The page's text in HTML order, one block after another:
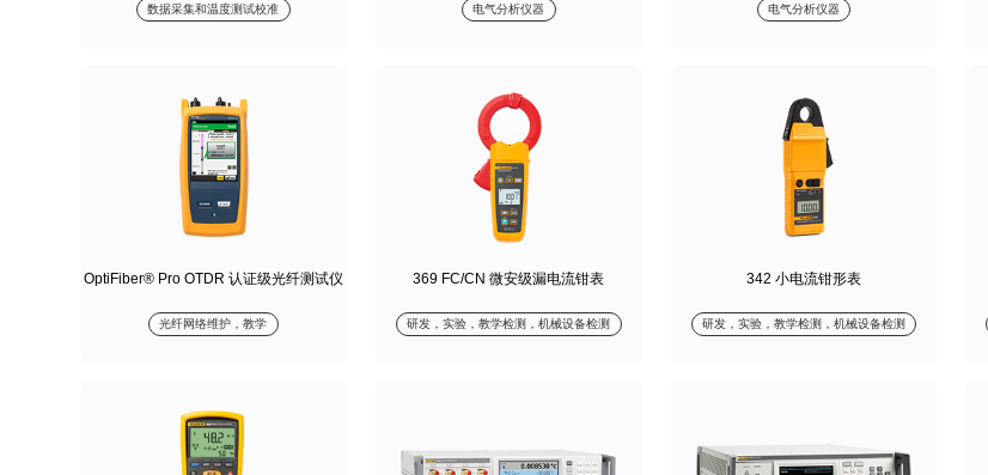
数据采集和温度测试校准 电气分析仪器 电气分析仪器
OptiFiber® Pro OTDR 认证级光纤测试仪
光纤网络维护，教学
369 FC/CN 微安级漏电流钳表
研发，实验，教学检测，机械设备检测
342 小电流钳形表
研发，实验，教学检测，机械设备检测